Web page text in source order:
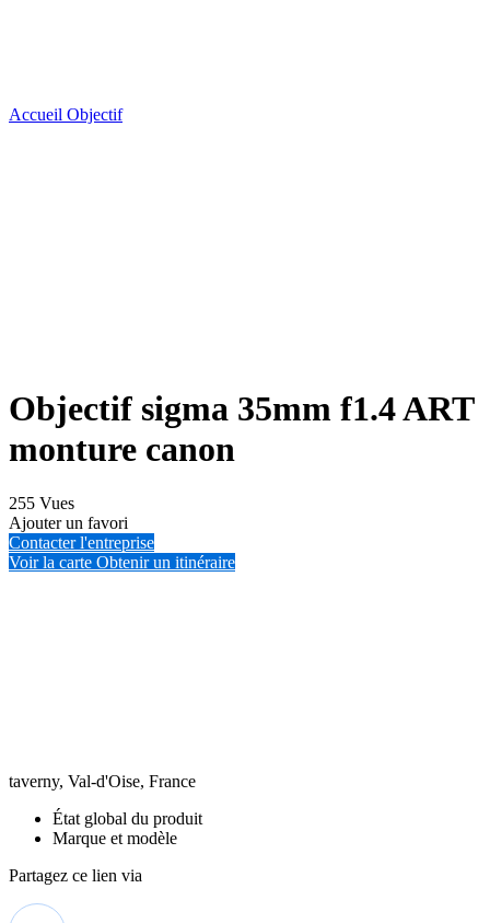
Accueil Objectif
Objectif sigma 35mm f1.4 ART
monture canon
255 Vues
Ajouter un favori
Contacter l'entreprise
Voir la carte Obtenir un itinéraire
taverny, Val-d'Oise, France
État global du produit
Marque et modèle
Partagez ce lien via